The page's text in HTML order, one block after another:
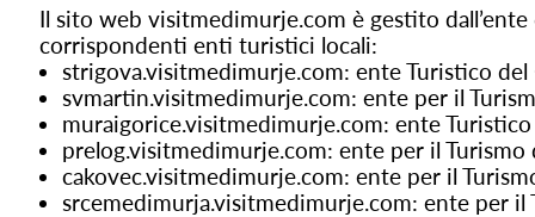
Il sito web visitmedimurje.com è gestito
corrispondenti enti turistici locali:
strigova.visitmedimurje.com: ente Turistico
svmartin.visitmedimurje.com: ente per il
muraigorice.visitmedimurje.com: ente
prelog.visitmedimurje.com: ente per il Turismo
cakovec.visitmedimurje.com: ente per il
srcemedimurja.visitmedimurje.com: ente per